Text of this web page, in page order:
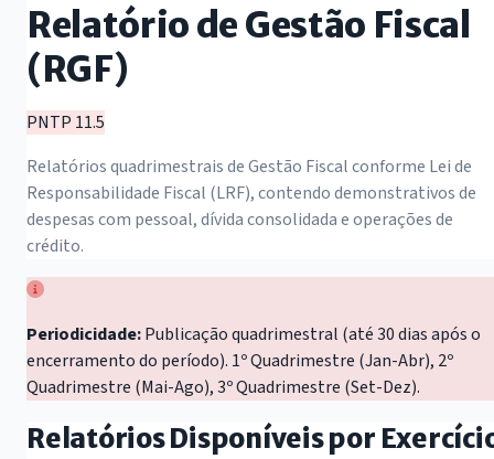
Relatório de Gestão Fiscal
(RGF)
PNTP 11.5
Relatórios quadrimestrais de Gestão Fiscal conforme Lei de
Responsabilidade Fiscal (LRF), contendo demonstrativos de
despesas com pessoal, dívida consolidada e operações de
crédito.
Periodicidade:Publicação quadrimestral (até 30 dias após o
encerramento do período). 1º Quadrimestre (Jan-Abr), 2º
Quadrimestre (Mai-Ago), 3º Quadrimestre (Set-Dez).
Relatórios Disponíveis por